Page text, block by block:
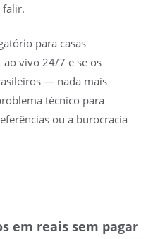
falir.
para casas
ao vivo 24/7 e se os
— nada mais
técnico para
ou a burocracia
em reais sem pagar